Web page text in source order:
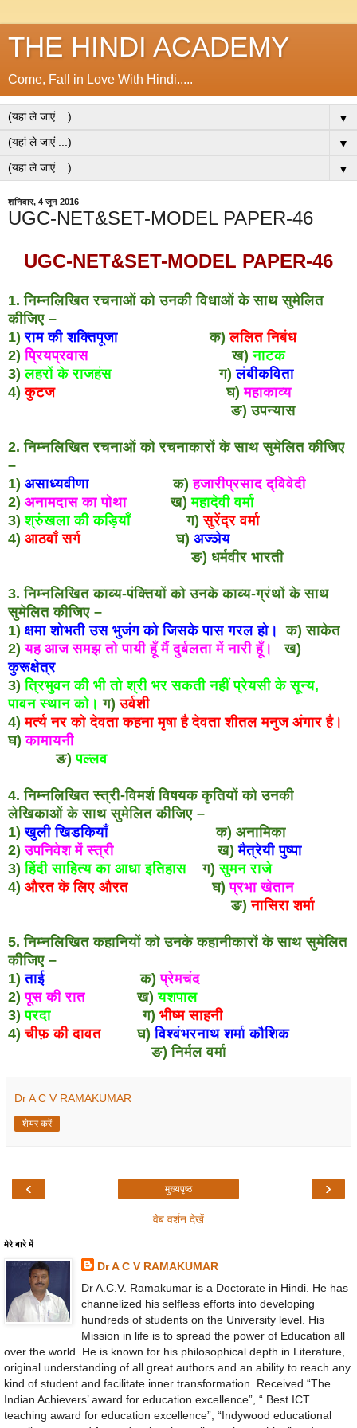
THE HINDI ACADEMY
Come, Fall in Love With Hindi.....
▼
▼
▼
शनिवार, 4 जून 2016
UGC-NET&SET-MODEL PAPER-46
UGC-NET&SET-MODEL PAPER-46
1. निम्नलिखित रचनाओं को उनकी विधाओं के साथ सुमेलित
कीजिए –
1)राम की शक्तिपूजा क)ललित निबंध
2)प्रियप्रवास ख)नाटक
3)लहरों के राजहंस ग)लंबीकविता
4)कुटजघ)महाकाव्य
ङ) उपन्यास
2. निम्नलिखित रचनाओं को रचनाकारों के साथ सुमेलित कीजिए
–
1) असाध्यवीणा क)हजारीप्रसाद द्विवेदी
2) अनामदास का पोथा ख)महादेवी वर्मा
3)श्रुंखला की कड़ियाँग)सुरेंद्र वर्मा
4) आठवाँ सर्गघ) अज्ञेय
ङ) धर्मवीर भारती
3. निम्नलिखित काव्य-पंक्तियों को उनके काव्य-ग्रंथों के साथ
सुमेलित कीजिए –
1) क्षमा शोभती उस भुजंग को जिसके पास गरल हो। क) साकेत
2)यह आज समझ तो पायी हूँ मैं दुर्बलता में नारी हूँ।
ख)
कुरूक्षेत्र
3)त्रिभुवन की भी तो श्री भर सकती नहीं प्रेयसी के सून्य,
पावन स्थान को। ग)उर्वशी
4)मर्त्य नर को देवता कहना मृषा है देवता शीतल मनुज अंगार है।
घ)कामायनी
ङ)पल्लव
4. निम्नलिखित स्त्री-विमर्श विषयक कृतियों को उनकी
लेखिकाओं के साथ सुमेलित कीजिए –
1)खुली खिडकियाँक) अनामिका
2)उपनिवेश में स्त्री ख)मैत्रेयी पुष्पा
3)हिंदी साहित्य का आधा इतिहास ग)सुमन राजे
4) औरत के लिए औरत घ)प्रभा खेतान
ङ)नासिरा शर्मा
5. निम्नलिखित कहानियों को उनके कहानीकारों के साथ सुमेलित
कीजिए –
1)ताई क) प्रेमचंद
2)पूस की रात ख)यशपाल
3)परदा ग) भीष्म साहनी
4)चीफ़ की दावत घ)विश्वंभरनाथ शर्मा कौशिक
ङ) निर्मल वर्मा
Dr A C V RAMAKUMAR
शेयर करें
‹ ›
मुख्यपृष्ठ
वेब वर्शन देखें
मेरे बारे में
Dr A C V RAMAKUMAR
Dr A.C.V. Ramakumar is a Doctorate in Hindi. He has
channelized his selfless efforts into developing
hundreds of students on the University level. His
Mission in life is to spread the power of Education all
over the world. He is known for his philosophical depth in Literature,
original understanding of all great authors and an ability to reach any
kind of student and facilitate inner transformation. Received “The
Indian Achievers’ award for education excellence”, “ Best ICT
teaching award for education excellence”, “Indywood educational